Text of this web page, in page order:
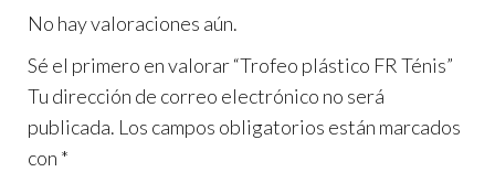
No hay valoraciones aún.
Sé el primero en valorar “Trofeo plástico FR Ténis”
Tu dirección de correo electrónico no será
publicada. Los campos obligatorios están marcados
con *